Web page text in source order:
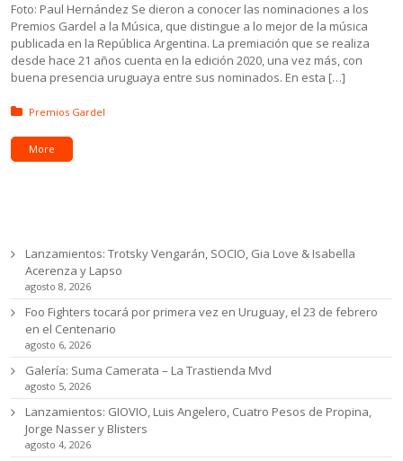
Foto: Paul Hernández Se dieron a conocer las nominaciones a los
Premios Gardel a la Música, que distingue a lo mejor de la música
publicada en la República Argentina. La premiación que se realiza
desde hace 21 años cuenta en la edición 2020, una vez más, con
buena presencia uruguaya entre sus nominados. En esta […]
Posted in:
Premios Gardel
More
Lanzamientos: Trotsky Vengarán, SOCIO, Gia Love & Isabella
Acerenza y Lapso
agosto 8, 2026
Foo Fighters tocará por primera vez en Uruguay, el 23 de febrero
en el Centenario
agosto 6, 2026
Galería: Suma Camerata – La Trastienda Mvd
agosto 5, 2026
Lanzamientos: GIOVIO, Luis Angelero, Cuatro Pesos de Propina,
Jorge Nasser y Blisters
agosto 4, 2026